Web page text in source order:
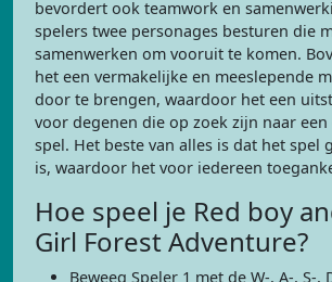
bevordert ook teamwork en
spelers twee personages besturen die
samenwerken om vooruit te komen.
het een vermakelijke en meeslepende
door te brengen, waardoor het een
voor degenen die op zoek zijn naar
spel. Het beste van alles is dat het spel
is, waardoor het voor iedereen
Hoe speel je Red boy
Girl Forest Adventure?
Beweeg Speler 1 met de W-, A-, S-,